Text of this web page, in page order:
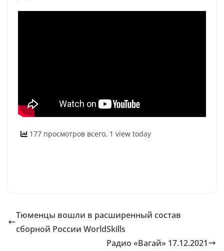
177 просмотров всего, 1 view today
Тюменцы вошли в расширенный состав
сборной России WorldSkills
Радио «Вагай» 17.12.2021